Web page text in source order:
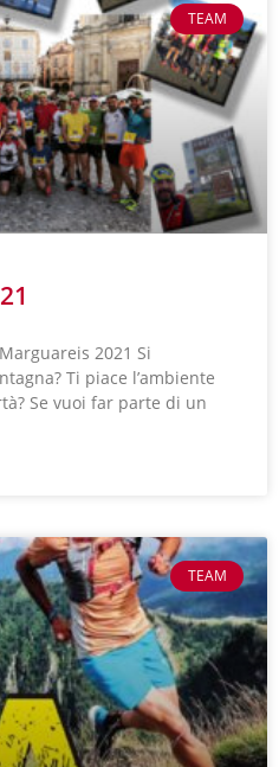
TEAM
2021 Si
Ti piace l’ambiente
Se vuoi far parte di un
TEAM